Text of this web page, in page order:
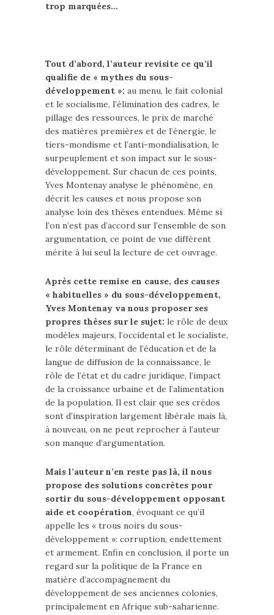
trop marquées…
Tout d’abord, l’auteur revisite ce qu’il
qualifie de « mythes du sous-
développement »: au menu, le fait colonial
et le socialisme, l’élimination des cadres, le
pillage des ressources, le prix de marché
des matières premières et de l’énergie, le
tiers-mondisme et l’anti-mondialisation, le
surpeuplement et son impact sur le sous-
développement. Sur chacun de ces points,
Yves Montenay analyse le phénomène, en
décrit les causes et nous propose son
analyse loin des thèses entendues. Même si
l’on n’est pas d’accord sur l’ensemble de son
argumentation, ce point de vue différent
mérite à lui seul la lecture de cet ouvrage.
Après cette remise en cause, des causes
« habituelles » du sous-développement,
Yves Montenay va nous proposer ses
propres thèses sur le sujet: le rôle de deux
modèles majeurs, l’occidental et le socialiste,
le rôle déterminant de l’éducation et de la
langue de diffusion de la connaissance, le
rôle de l’état et du cadre juridique, l’impact
de la croissance urbaine et de l’alimentation
de la population. Il est clair que ses crédos
sont d’inspiration largement libérale mais là,
à nouveau, on ne peut reprocher à l’auteur
son manque d’argumentation.
Mais l’auteur n’en reste pas là, il nous
propose des solutions concrètes pour
sortir du sous-développement opposant
aide et coopération, évoquant ce qu’il
appelle les « trous noirs du sous-
développement »: corruption, endettement
et armement. Enfin en conclusion, il porte un
regard sur la politique de la France en
matière d’accompagnement du
développement de ses anciennes colonies,
principalement en Afrique sub-saharienne.